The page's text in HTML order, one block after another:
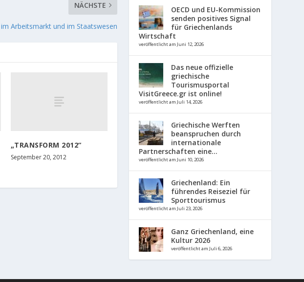
NÄCHSTE
Arbeitsmarkt und im Staatswesen
„TRANSFORM 2012“
September 20, 2012
OECD und EU-Kommission
senden positives Signal
für Griechenlands
Wirtschaft
veröffentlicht am Juni 12, 2026
Das neue offizielle
griechische
Tourismusportal
VisitGreece.gr ist online!
veröffentlicht am Juli 14, 2026
Griechische Werften
beanspruchen durch
internationale
Partnerschaften eine...
veröffentlicht am Juni 10, 2026
Griechenland: Ein
führendes Reiseziel für
Sporttourismus
veröffentlicht am Juli 23, 2026
Ganz Griechenland, eine
Kultur 2026
veröffentlicht am Juli 6, 2026